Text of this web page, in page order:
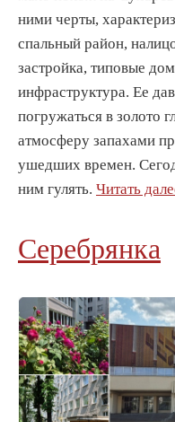
ними черты,
спальный район,
застройка, типовые
инфраструктура. Ее
погружаться в золото
атмосферу запахами
ушедших времен.
ним гулять. Читать
Серебрянка